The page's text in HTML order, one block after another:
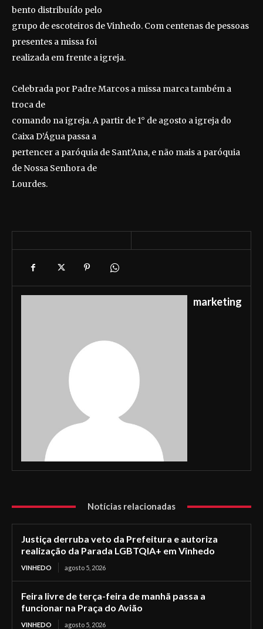
bento distribuído pelo
grupo de escoteiros de Vinhedo. Com centenas de pessoas
presentes a missa foi
realizada em frente a igreja.
Celebrada por Padre Marcos a missa marca também a
troca de
comando na igreja. A partir de 1° de agosto a igreja do
Caixa D’Água passa a
pertencer a paróquia de Sant’Ana, e não mais a paróquia
de Nossa Senhora de
Lourdes.
marketing
Notícias relacionadas
Justiça derruba veto da Prefeitura e autoriza
realização da Parada LGBTQIA+ em Vinhedo
VINHEDO agosto 5, 2026
Feira livre de terça-feira de manhã passa a
funcionar na Praça do Avião
VINHEDO agosto 5, 2026